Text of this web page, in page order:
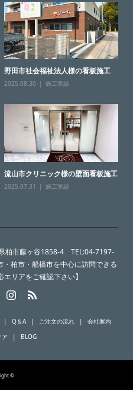
野田市社会福祉法人様の看板施工
2025.08.30 施工実績
流山市クリニック様の壁面看板施工
2025.07.31 施工実績
柏市藤ヶ谷1858-4 TEL:04-7197-
柏市・船橋市を中心に訪問できる
リアをご確認下さい】
Q＆A ご注文の流れ
会社案内
ア
BLOG
©